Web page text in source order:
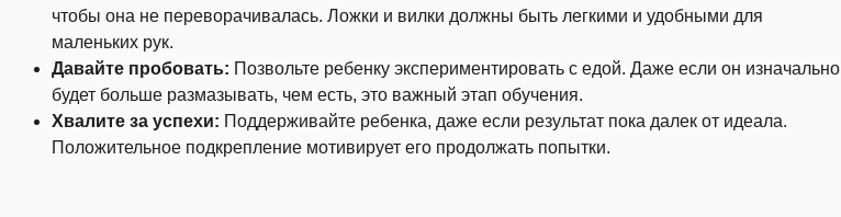
чтобы она не переворачивалась. Ложки и вилки должны быть легкими и удобными для
маленьких рук.
Давайте пробовать: Позвольте ребенку экспериментировать с едой. Даже если он изначально
будет больше размазывать, чем есть, это важный этап обучения.
Хвалите за успехи: Поддерживайте ребенка, даже если результат пока далек от идеала.
Положительное подкрепление мотивирует его продолжать попытки.